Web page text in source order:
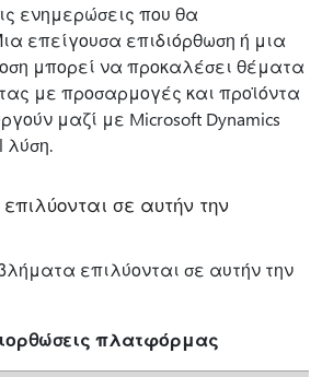
ενημερώσεις που θα
επείγουσα επιδιόρθωση ή μια
μπορεί να προκαλέσει θέματα
με προσαρμογές και προϊόντα
μαζί με Microsoft Dynamics
λύση.
σε αυτήν την
επιλύονται σε αυτήν την
πλατφόρμας